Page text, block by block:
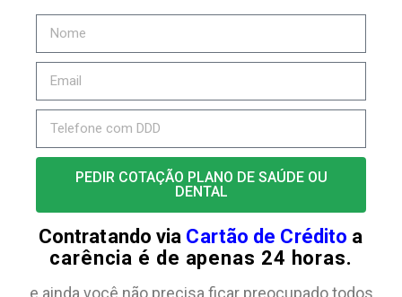
PEDIR COTAÇÃO PLANO DE SAÚDE OU
DENTAL
Contratando via Cartão de Crédito a
carência é de apenas 24 horas.